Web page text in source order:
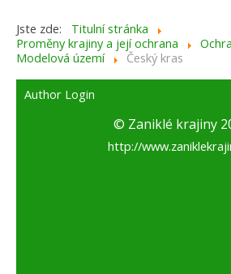
Jste zde:
Titulní stránka
Proměny krajiny a její ochrana
Modelová území
Český kras
Author Login
© Zaniklé krajiny
http://